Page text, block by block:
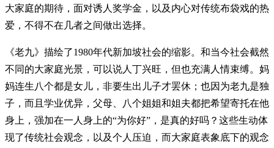
大家庭的期待，面对诱人奖学金，以及内心对传统布袋戏的热
爱，不得不在几者之间做出选择。
《老九》描绘了1980年代新加坡社会的缩影。和当今社会截然
不同的大家庭光景，可以说人丁兴旺，但也充满人情束缚。妈
妈连生八个都是女儿，非要生出儿子才罢休；也因为老九是独
子，而且学业优异，父母、八个姐姐和姐夫都把希望寄托在他
身上，强加在一人身上的“为你好”，是真的好吗？这些生动体
现了传统社会观念，以及个人压迫，而大家庭表象底下的观念